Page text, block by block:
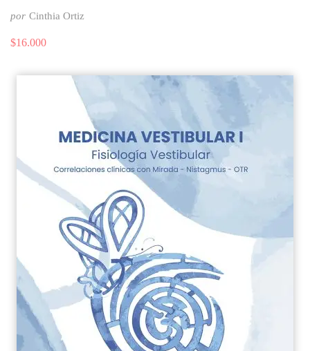
por Cinthia Ortiz
$16.000